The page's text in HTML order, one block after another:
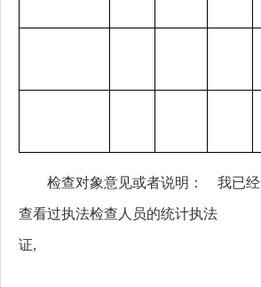
检查对象意见或者说明： 我已经
查看过执法检查人员的统计执法
证,